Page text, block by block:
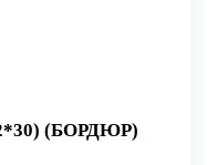
(БОРДЮР)